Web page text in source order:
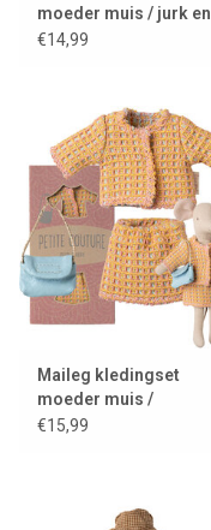
moeder muis / jurk en
tas
€14,99
Maileg kledingset
moeder muis /
mantelpakje met tas
€15,99